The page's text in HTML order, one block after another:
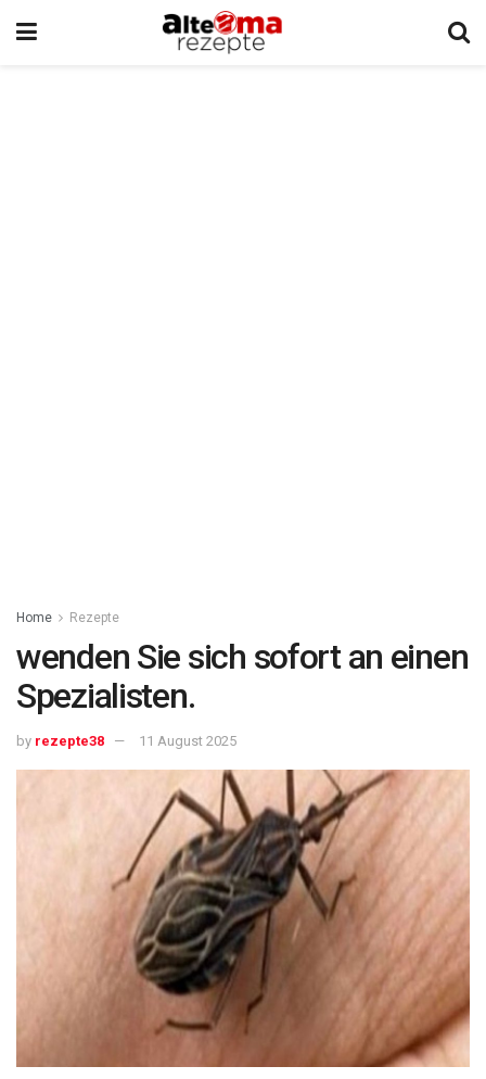
Home Rezepte
wenden Sie sich sofort an einen
Spezialisten.
by rezepte38 11 August 2025